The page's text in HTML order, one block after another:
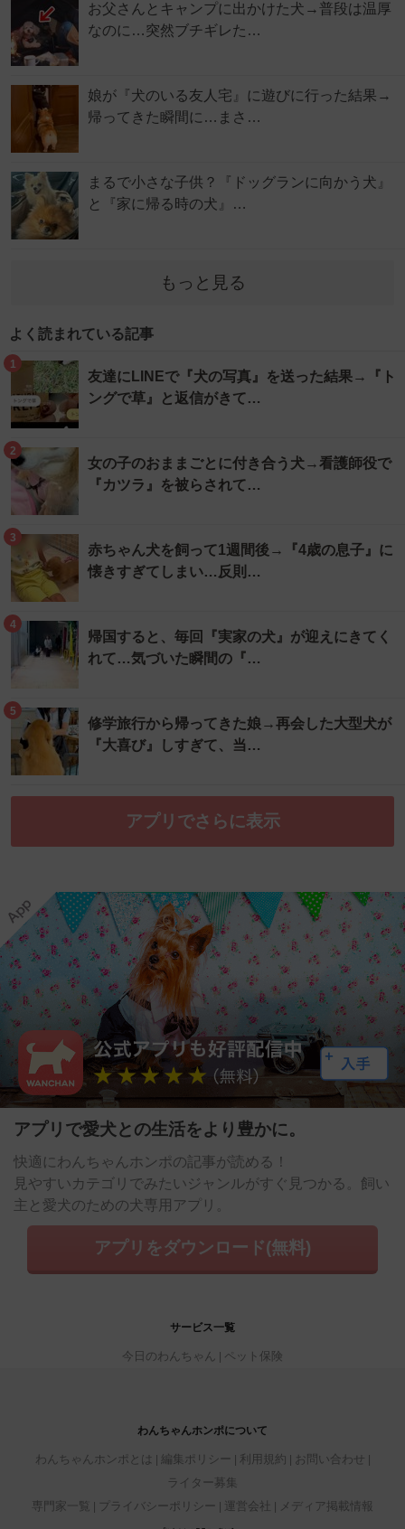
お父さんとキャンプに出かけた犬→普段は温厚
なのに…突然ブチギレた…
娘が『犬のいる友人宅』に遊びに行った結果→
帰ってきた瞬間に…まさ…
まるで小さな子供？『ドッグランに向かう犬』
と『家に帰る時の犬』…
もっと見る
よく読まれている記事
1
友達にLINEで『犬の写真』を送った結果→『ト
ングで草』と返信がきて…
2
女の子のおままごとに付き合う犬→看護師役で
『カツラ』を被らされて…
3
赤ちゃん犬を飼って1週間後→『4歳の息子』に
懐きすぎてしまい…反則…
4
帰国すると、毎回『実家の犬』が迎えにきてく
れて…気づいた瞬間の『…
5
修学旅行から帰ってきた娘→再会した大型犬が
『大喜び』しすぎて、当…
アプリでさらに表示
アプリで愛犬との生活をより豊かに。
快適にわんちゃんホンポの記事が読める！
見やすいカテゴリでみたいジャンルがすぐ見つかる。飼い
主と愛犬のための犬専用アプリ。
アプリをダウンロード(無料)
サービス一覧
今日のわんちゃん ペット保険
わんちゃんホンポについて
わんちゃんホンポとは 編集ポリシー 利用規約
お問い合わせ
ライター募集
専門家一覧
プライバシーポリシー 運営会社 メディア掲載情報